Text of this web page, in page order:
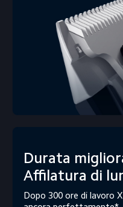
Durata
Affilatura di
Dopo 300 ore di lavoro